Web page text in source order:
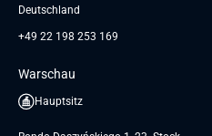
Deutschland
+49 22 198 253 169
Warschau
Hauptsitz